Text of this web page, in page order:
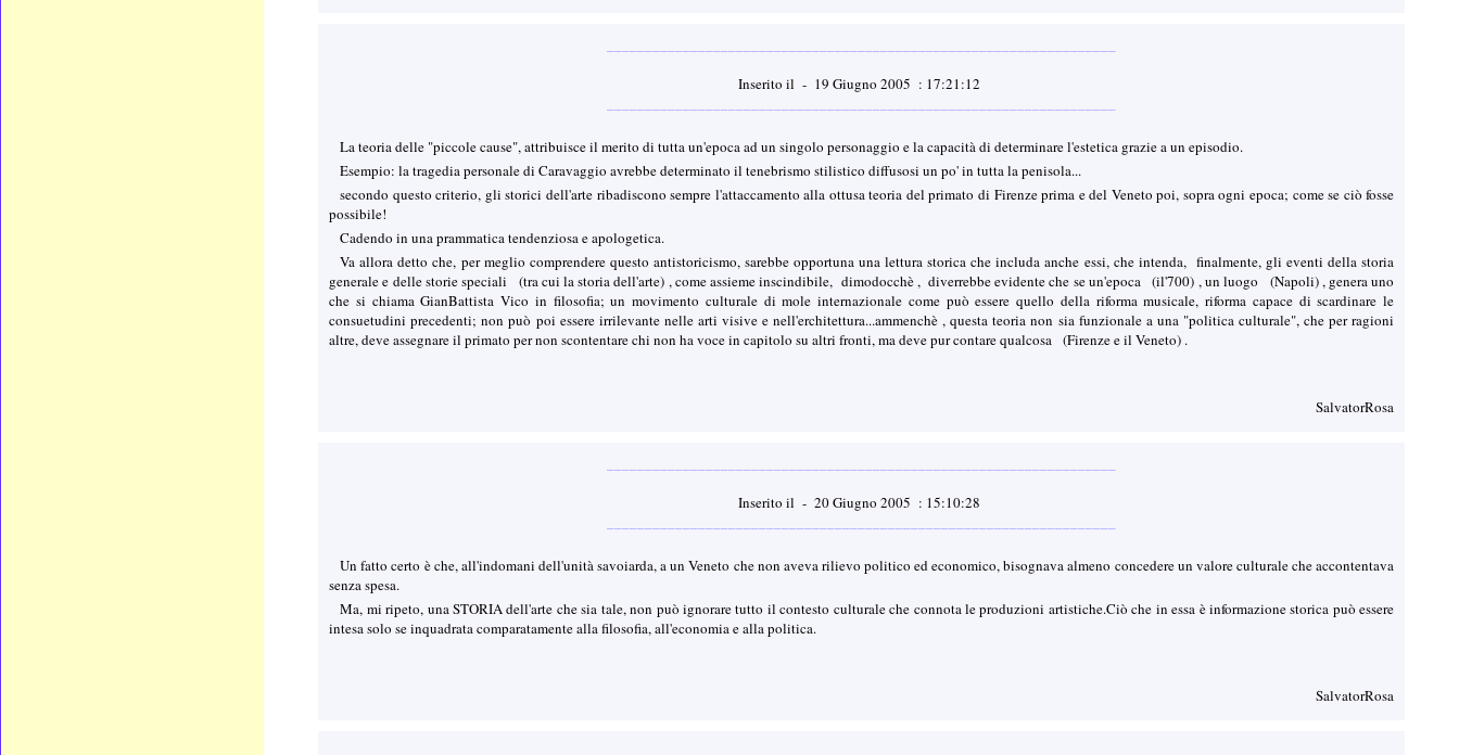
Inserito il - 19 Giugno 2005 : 17:21:12
La teoria delle "piccole cause", attribuisce il merito di tutta un'epoca ad un singolo personaggio e la capacità di determinare l'estetica grazie a un episodio.
Esempio: la tragedia personale di Caravaggio avrebbe determinato il tenebrismo stilistico diffusosi un po' in tutta la penisola...
secondo questo criterio, gli storici dell'arte ribadiscono sempre l'attaccamento alla ottusa teoria del primato di Firenze prima e del Veneto poi, sopra ogni epoca; come se ciò fosse
possibile!
Cadendo in una prammatica tendenziosa e apologetica.
Va allora detto che, per meglio comprendere questo antistoricismo, sarebbe opportuna una lettura storica che includa anche essi, che intenda, finalmente, gli eventi della storia
generale e delle storie speciali (tra cui la storia dell'arte) , come assieme inscindibile, dimodocchè , diverrebbe evidente che se un'epoca (il'700) , un luogo (Napoli) , genera uno
che si chiama GianBattista Vico in filosofia; un movimento culturale di mole internazionale come può essere quello della riforma musicale, riforma capace di scardinare le
consuetudini precedenti; non può poi essere irrilevante nelle arti visive e nell'erchitettura...ammenchè , questa teoria non sia funzionale a una "politica culturale", che per ragioni
altre, deve assegnare il primato per non scontentare chi non ha voce in capitolo su altri fronti, ma deve pur contare qualcosa (Firenze e il Veneto) .
SalvatorRosa
Inserito il - 20 Giugno 2005 : 15:10:28
Un fatto certo è che, all'indomani dell'unità savoiarda, a un Veneto che non aveva rilievo politico ed economico, bisognava almeno concedere un valore culturale che accontentava
senza spesa.
Ma, mi ripeto, una STORIA dell'arte che sia tale, non può ignorare tutto il contesto culturale che connota le produzioni artistiche.Ciò che in essa è informazione storica può essere
intesa solo se inquadrata comparatamente alla filosofia, all'economia e alla politica.
SalvatorRosa